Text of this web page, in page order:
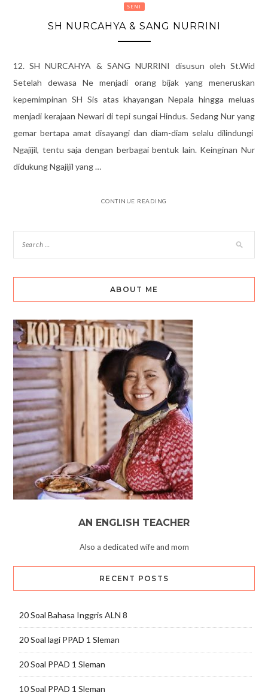
SENI
SH NURCAHYA & SANG NURRINI
12. SH NURCAHYA & SANG NURRINI disusun oleh St.Wid
Setelah dewasa Ne menjadi orang bijak yang meneruskan
kepemimpinan SH Sis atas khayangan Nepala hingga meluas
menjadi kerajaan Newari di tepi sungai Hindus. Sedang Nur yang
gemar bertapa amat disayangi dan diam-diam selalu dilindungi
Ngajijil, tentu saja dengan berbagai bentuk lain. Keinginan Nur
didukung Ngajijil yang …
CONTINUE READING
ABOUT ME
AN ENGLISH TEACHER
Also a dedicated wife and mom
RECENT POSTS
20 Soal Bahasa Inggris ALN 8
20 Soal lagi PPAD 1 Sleman
20 Soal PPAD 1 Sleman
10 Soal PPAD 1 Sleman